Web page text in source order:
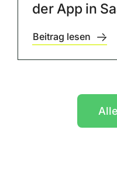
der App in
Beitrag lesen